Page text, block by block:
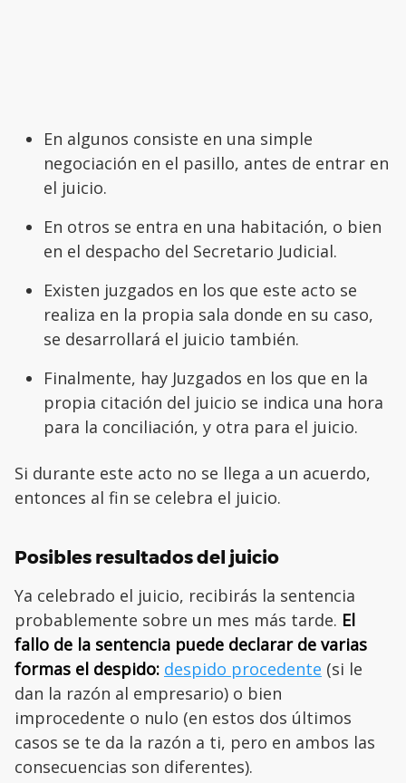
En algunos consiste en una simple
negociación en el pasillo, antes de entrar en
el juicio.
En otros se entra en una habitación, o bien
en el despacho del Secretario Judicial.
Existen juzgados en los que este acto se
realiza en la propia sala donde en su caso,
se desarrollará el juicio también.
Finalmente, hay Juzgados en los que en la
propia citación del juicio se indica una hora
para la conciliación, y otra para el juicio.
Si durante este acto no se llega a un acuerdo,
entonces al fin se celebra el juicio.
Posibles resultados del juicio
Ya celebrado el juicio, recibirás la sentencia
probablemente sobre un mes más tarde. El
fallo de la sentencia puede declarar de varias
formas el despido: despido procedente (si le
dan la razón al empresario) o bien
improcedente o nulo (en estos dos últimos
casos se te da la razón a ti, pero en ambos las
consecuencias son diferentes).